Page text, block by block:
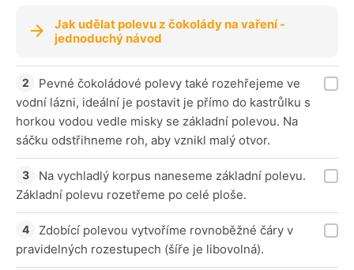
Jak udělat polevu z čokolády na vaření -
jednoduchý návod
Pevné čokoládové polevy také rozehřejeme ve
vodní lázni, ideální je postavit je přímo do kastrůlku s
horkou vodou vedle misky se základní polevou. Na
sáčku odstřihneme roh, aby vznikl malý otvor.
Na vychladlý korpus naneseme základní polevu.
Základní polevu rozetřeme po celé ploše.
Zdobící polevou vytvoříme rovnoběžné čáry v
pravidelných rozestupech (šíře je libovolná).